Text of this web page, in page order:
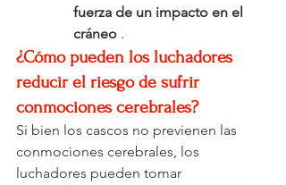
fuerza de un impacto en el
cráneo .
¿Cómo pueden los luchadores
reducir el riesgo de sufrir
conmociones cerebrales?
Si bien los cascos no previenen las
conmociones cerebrales, los
luchadores pueden tomar